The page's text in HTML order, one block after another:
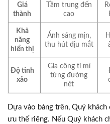
Giá
thành
Tầm trung đến
cao
Khả
năng
hiển thị
Ánh sáng mịn,
thu hút dịu mắt
Độ tinh
xảo
Gia công tỉ mỉ
từng đường
nét
Dựa vào bảng trên, Quý
ưu thế riêng. Nếu Quý khách